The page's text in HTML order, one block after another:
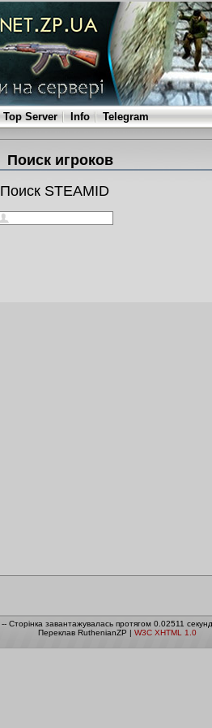
Top Server Info Telegram
Поиск игроков
Поиск STEAMID
-- Сторінка завантажувалась протягом 0.02511
Переклав RuthenianZP |W3C XHTML 1.0